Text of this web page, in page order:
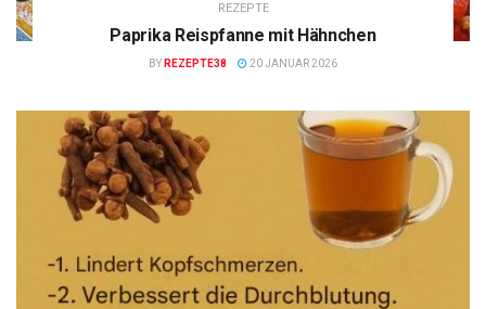
REZEPTE
Paprika Reispfanne mit Hähnchen
BY REZEPTE38 20 JANUAR 2026